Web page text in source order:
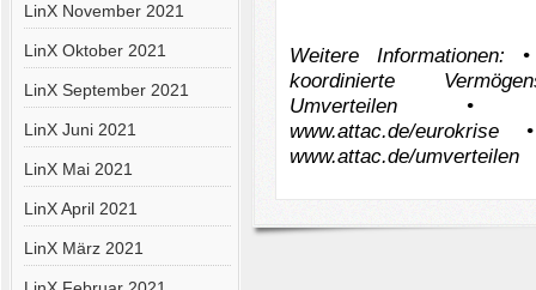
LinX November 2021
LinX Oktober 2021
LinX September 2021
LinX Juni 2021
LinX Mai 2021
LinX April 2021
LinX März 2021
Weitere Informationen:
koordinierte
Umverteilen •
www.attac.de/eurokrise
www.attac.de/umverteilen